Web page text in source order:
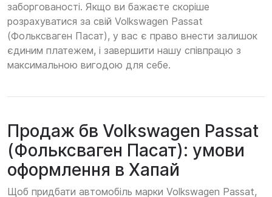
заборгованості. Якщо ви бажаєте скоріше
розрахуватися за свій Volkswagen Passat
(Фольксваген Пасат), у вас є право внести залишок
єдиним платежем, і завершити нашу співпрацю з
максимальною вигодою для себе.
Продаж бв Volkswagen Passat
(Фольксваген Пасат): умови
оформлення в Хапай
Щоб придбати автомобіль марки Volkswagen Passat,